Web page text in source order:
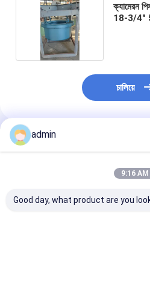
ক্যামেরন
18-3/4"
চালিয়ে
প্রস্তাবিত পণ্য
admin
9:16 AM
Good day, what product are you